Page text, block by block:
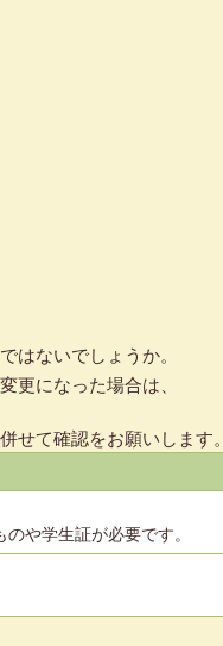
はないでしょうか。
更になった場合は、
せて確認をお願いします。
や学生証が必要です。